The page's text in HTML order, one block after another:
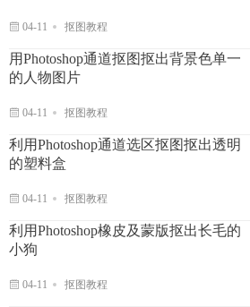
04-11 抠图教程
用Photoshop通道抠图抠出背景色单一
的人物图片
04-11 抠图教程
利用Photoshop通道选区抠图抠出透明
的塑料盒
04-11 抠图教程
利用Photoshop橡皮及蒙版抠出长毛的
小狗
04-11 抠图教程